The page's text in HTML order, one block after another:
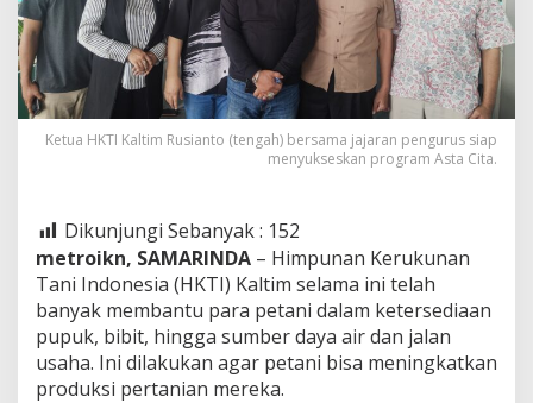
Ketua HKTI Kaltim Rusianto (tengah) bersama jajaran pengurus siap
menyukseskan program Asta Cita.
Dikunjungi Sebanyak : 152
metroikn, SAMARINDA – Himpunan Kerukunan
Tani Indonesia (HKTI) Kaltim selama ini telah
banyak membantu para petani dalam ketersediaan
pupuk, bibit, hingga sumber daya air dan jalan
usaha. Ini dilakukan agar petani bisa meningkatkan
produksi pertanian mereka.